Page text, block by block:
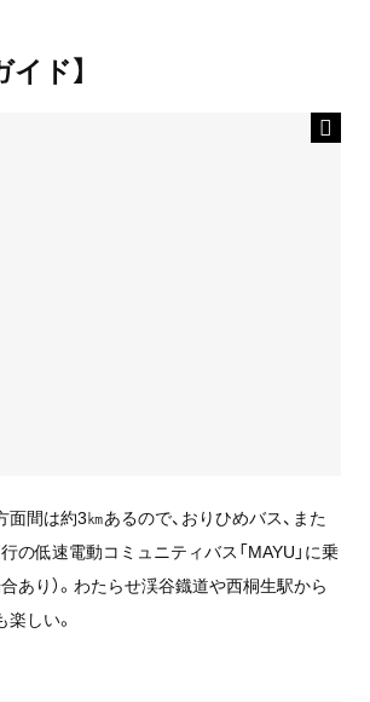
イド】
間は約3㎞あるので、おりひめバス、また
の低速電動コミュニティバス「MAYU」に乗
あり）。わたらせ渓谷鐡道や西桐生駅から
しい。